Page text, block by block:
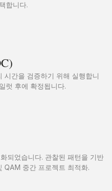
합니다.
시간을 검증하기 위해 실행합니
럿 후에 확정됩니다.
되었습니다. 관찰된 패턴을 기반
QAM 중간 프로젝트 최적화.